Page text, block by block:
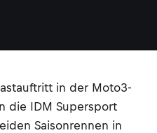
in der Moto3-
die IDM Supersport
Saisonrennen in